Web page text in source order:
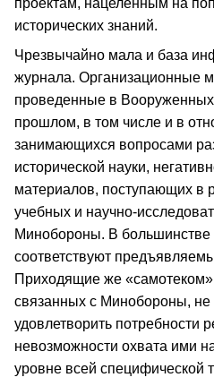
проектам, нацеленным на
исторических знаний.
Чрезвычайно мала и база
журнала. Организационные
проведенные в
прошлом, в том числе и в
занимающихся вопросами
исторической науки,
материалов, поступающих в
учебных и научно-
Минобороны. В большинстве
соответствуют
Приходящие же «самотеком»
связанных с Минобороны,
удовлетворить потребности
невозможности охвата ими
уровне всей специфической